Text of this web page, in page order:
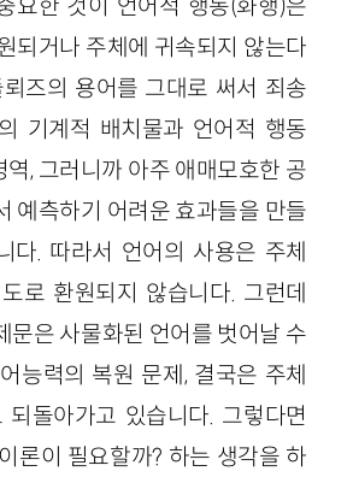
요한 것이 언어적 행동(화행)은
되거나 주체에 귀속되지 않는다
즈의 용어를 그대로 써서 죄송
기계적 배치물과 언어적 행동
, 그러니까 아주 애매모호한 공
예측하기 어려운 효과들을 만들
다. 따라서 언어의 사용은 주체
로 환원되지 않습니다. 그런데
문은 사물화된 언어를 벗어날 수
능력의 복원 문제, 결국은 주체
돌아가고 있습니다. 그렇다면
론이 필요할까? 하는 생각을 하